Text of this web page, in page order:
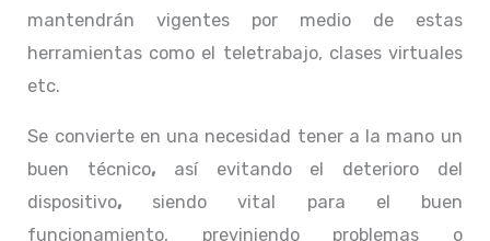
mantendrán vigentes por medio de estas
herramientas como el teletrabajo, clases virtuales
etc.
Se convierte en una necesidad tener a la mano un
buen técnico, así evitando el deterioro del
dispositivo, siendo vital para el buen
funcionamiento, previniendo problemas o